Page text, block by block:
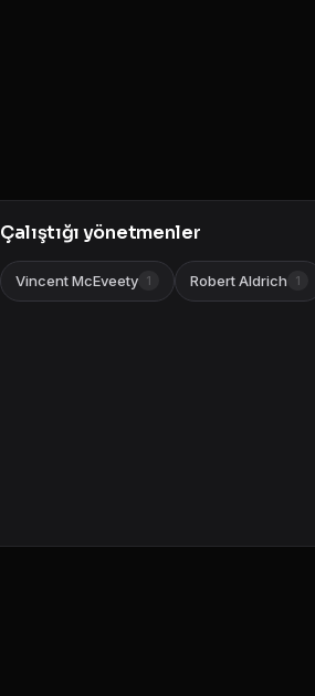
Çalıştığı yönetmenler
Vincent McEveety 1 Robert Aldrich 1